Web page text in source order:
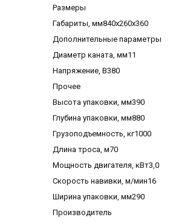
Размеры
Габариты, мм840х260х360
Дополнительные параметры
Диаметр каната, мм11
Напряжение, В380
Прочее
Высота упаковки, мм390
Глубина упаковки, мм880
Грузоподъемность, кг1000
Длина троса, м70
Мощность двигателя, кВт3,0
Скорость навивки, м/мин16
Ширина упаковки, мм290
Производитель